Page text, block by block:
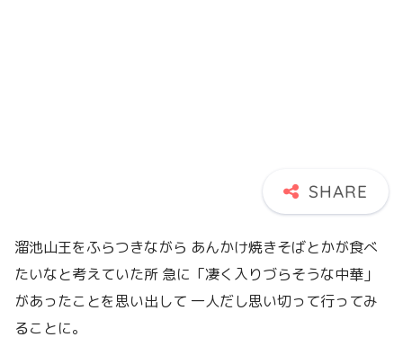
溜池山王をふらつきながら あんかけ焼きそばとかが食べ
たいなと考えていた所 急に「凄く入りづらそうな中華」
があったことを思い出して 一人だし思い切って行ってみ
ることに。